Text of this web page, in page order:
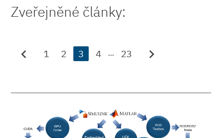
Zveřejněné články:
chevron_left 1 2 3 4 ... 23 chevron_right